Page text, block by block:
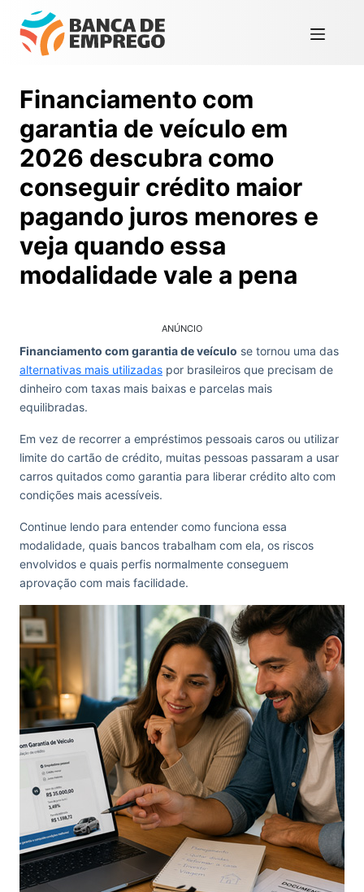
Financiamento com
garantia de veículo em
2026 descubra como
conseguir crédito maior
pagando juros menores e
veja quando essa
modalidade vale a pena
ANÚNCIO
Financiamento com garantia de veículo se tornou uma das
alternativas mais utilizadas por brasileiros que precisam de
dinheiro com taxas mais baixas e parcelas mais
equilibradas.
Em vez de recorrer a empréstimos pessoais caros ou utilizar
limite do cartão de crédito, muitas pessoas passaram a usar
carros quitados como garantia para liberar crédito alto com
condições mais acessíveis.
Continue lendo para entender como funciona essa
modalidade, quais bancos trabalham com ela, os riscos
envolvidos e quais perfis normalmente conseguem
aprovação com mais facilidade.